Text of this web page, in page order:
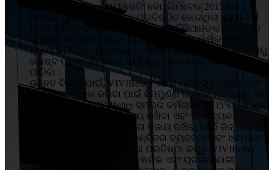
ହୁଇଜୋ VIVIBetter ପ୍ୟାକେଜିଂ କୋ, ଲିମିଟେଡ୍ 2015 ରେ 1
ମିଲିୟନ୍ ୟୁଆନ୍ ବିନିଯୋଗରେ ପ୍ରତିଷ୍ଠିତ ହୋଇଥିଲା |1000 ବର୍ଗ
ମିଟର ବିଶିଷ୍ଟ କାରଖାନାରେ 5 ଜଣ ଟେକ୍ନିସିଆନଙ୍କ ସମେତ 50
ରୁ ଅଧିକ କର୍ମଚାରୀ ଅଛନ୍ତି, ଯାହା ଉତ୍ପାଦନର ବାର୍ଷିକ ମୋଟ
ମୂଲ୍ୟ 5 ମିଲିଅନ୍ ୟୁଆନରେ ପହଞ୍ଚିଛି |ଡିଜାଇନ୍, ପ୍ରିଣ୍ଟିଙ୍ଗ୍ ଠାରୁ
ପୋଷ୍ଟ ପ୍ରକ୍ରିୟାକରଣ ପର୍ଯ୍ୟନ୍ତ ଆମେ ସେବା ଯୋଗାଇ
ପାରିବା |
ଉନ୍ନତ ବିକାଶ ପାଇଁ, VIVIBetter ଏହାର ପ୍ରତିଦ୍ୱନ୍ଦ୍ୱିତା ଏବଂ
ପ୍ରଭାବକୁ ଦୃ rein କରିବା ପାଇଁ ସମ୍ପୁର୍ଣ୍ଣ ଭାବରେ ନବୀକରଣ ଏବଂ
ସଂସ୍କାର କରିବ |VIVIBetter ସମଗ୍ର କର୍ମଚାରୀଙ୍କ ଅଂଶଗ୍ରହଣର
ଗୁଣାତ୍ମକ ନୀତି, ଉନ୍ନତି ବଜାୟ ରଖିବା ଏବଂ ପ୍ରତ୍ୟେକ
ଗ୍ରାହକଙ୍କ ପାଇଁ ପ୍ରତିବଦ୍ଧତା ବଜାୟ ରଖିବା ପାଇଁ ଜିଦ୍ ଧରିଥାଏ
|ଆମେ ISO9001 ଗୁଣବତ୍ତା ନିଶ୍ଚିତତା ବ୍ୟବସ୍ଥା ଏବଂ ISO14001
ପରିବେଶ ପରିଚାଳନା ବ୍ୟବସ୍ଥା ପ୍ରତିଷ୍ଠା କରୁଛୁ |VIVIBetter
ଗ୍ରାହକଙ୍କ ଠାରୁ ବ scientific ଜ୍ଞାନିକ ଏବଂ ପ୍ରଭାବଶାଳୀ